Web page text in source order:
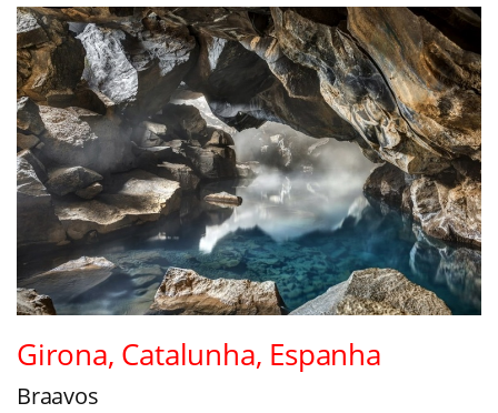
Girona, Catalunha, Espanha
Braavos